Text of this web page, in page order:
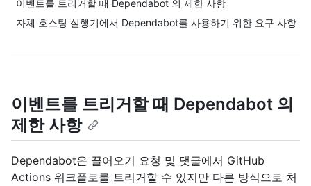
이벤트를 트리거할 때 Dependabot 의 제한 사항
자체 호스팅 실행기에서 Dependabot를 사용하기 위한 요구 사항
이벤트를 트리거할 때 Dependabot 의
제한 사항
Dependabot은 끌어오기 요청 및 댓글에서 GitHub
Actions 워크플로를 트리거할 수 있지만 다른 방식으로 처